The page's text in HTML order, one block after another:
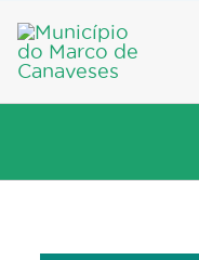
to
content